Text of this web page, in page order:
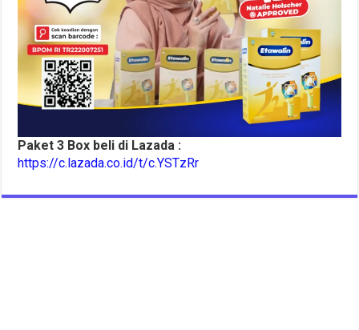
Paket 3 Box beli di Lazada :
https://c.lazada.co.id/t/c.YSTzRr